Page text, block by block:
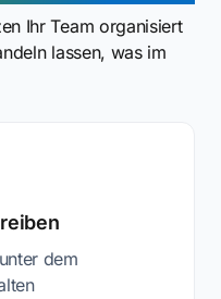
Ihr Team organisiert
lassen, was im
dem